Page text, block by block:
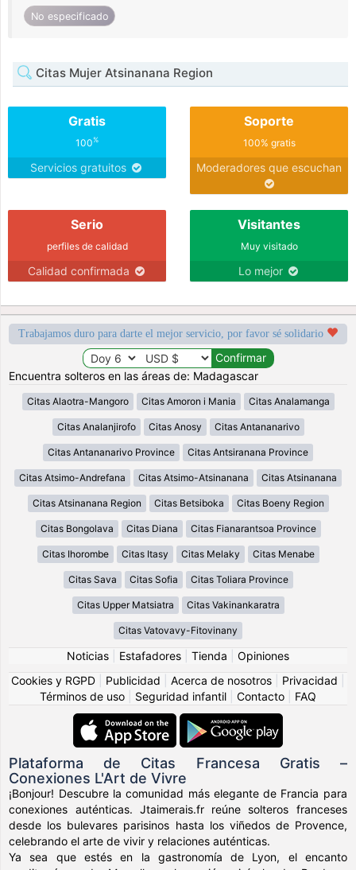
No especificado
Citas Mujer Atsinanana Region
Gratis
100%
Servicios gratuitos
Soporte
100% gratis
Moderadores que escuchan
Serio
perfiles de calidad
Calidad confirmada
Visitantes
Muy visitado
Lo mejor
Trabajamos duro para darte el mejor servicio, por favor sé solidario
Encuentra solteros en las áreas de: Madagascar
Citas Alaotra-Mangoro Citas Amoron i Mania Citas Analamanga
Citas Analanjirofo Citas Anosy Citas Antananarivo
Citas Antananarivo Province Citas Antsiranana Province
Citas Atsimo-Andrefana Citas Atsimo-Atsinanana Citas Atsinanana
Citas Atsinanana Region Citas Betsiboka Citas Boeny Region
Citas Bongolava Citas Diana Citas Fianarantsoa Province
Citas Ihorombe Citas Itasy Citas Melaky Citas Menabe
Citas Sava Citas Sofia Citas Toliara Province
Citas Upper Matsiatra Citas Vakinankaratra
Citas Vatovavy-Fitovinany
Noticias Estafadores Tienda
Opiniones
Cookies y RGPD
Publicidad Acerca de nosotros Privacidad
Términos de uso
Seguridad infantil Contacto FAQ
Plataforma de Citas Francesa Gratis –
Conexiones L'Art de Vivre
¡Bonjour! Descubre la comunidad más elegante de Francia para
conexiones auténticas. Jtaimerais.fr reúne solteros franceses
desde los bulevares parisinos hasta los viñedos de Provence,
celebrando el arte de vivir y relaciones auténticas.
Ya sea que estés en la gastronomía de Lyon, el encanto